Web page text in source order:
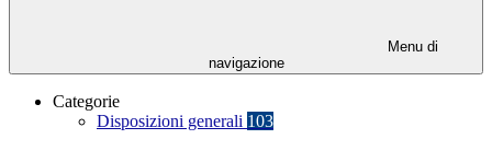
Menu di
navigazione
Categorie
Disposizioni generali 103